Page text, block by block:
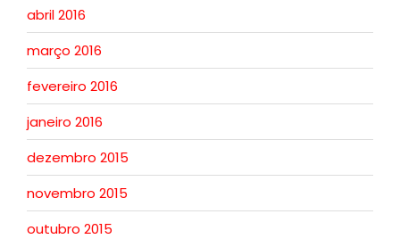
abril 2016
março 2016
fevereiro 2016
janeiro 2016
dezembro 2015
novembro 2015
outubro 2015